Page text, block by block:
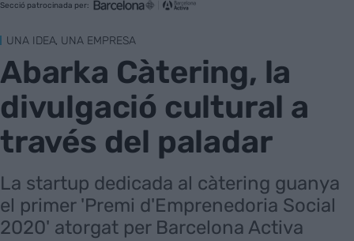
Secció patrocinada per:
UNA IDEA, UNA EMPRESA
Abarka Càtering, la
divulgació cultural a
través del paladar
La startup dedicada al càtering guanya
el primer 'Premi d'Emprenedoria Social
2020' atorgat per Barcelona Activa